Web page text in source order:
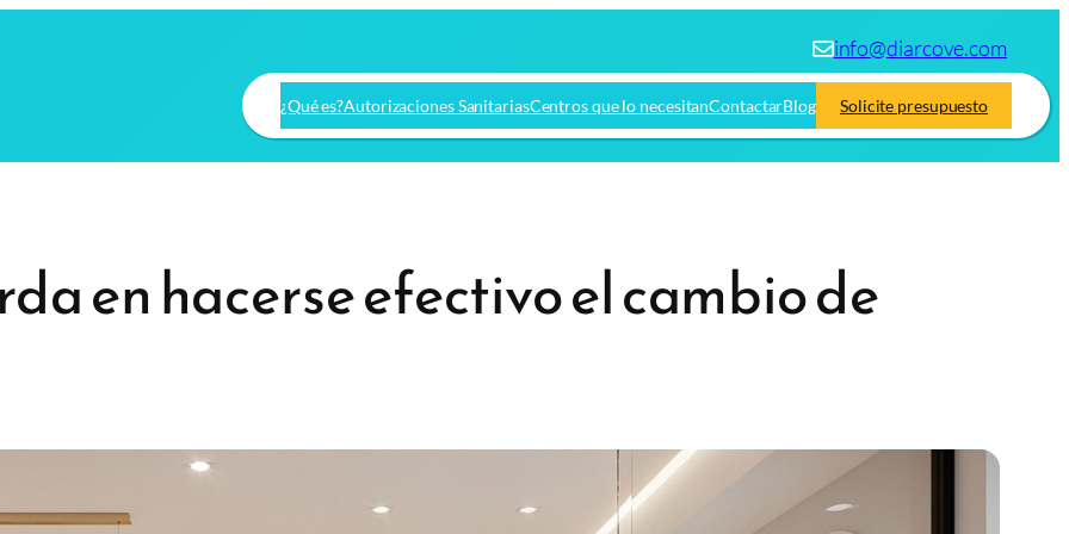
info@diarcove.com
¿Qué es?Autorizaciones SanitariasCentros que lo necesitanContactarBlog Solicite presupuesto
en hacerse efectivo el cambio de